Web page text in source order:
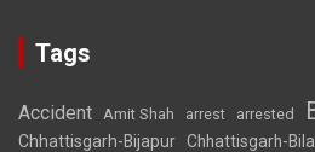
Tags
Accident Amit Shah arrest arrested
Chhattisgarh-Bijapur Chhattisgarh-